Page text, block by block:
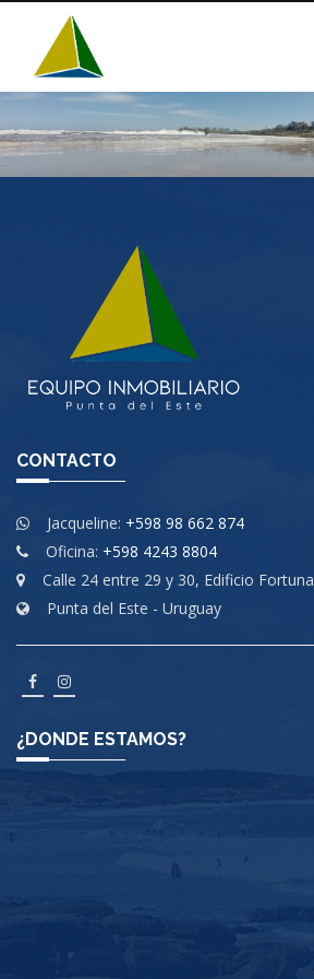
CONTACTO
Jacqueline: +598 98 662 874
Oficina: +598 4243 8804
Calle 24 entre 29 y 30, Edificio Fortuna
Punta del Este - Uruguay
¿DONDE ESTAMOS?